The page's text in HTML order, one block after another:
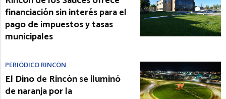
financiación sin interés para el
pago de impuestos y tasas
municipales
PERIÓDICO RINCÓN
El Dino de Rincón se iluminó
de naranja por la